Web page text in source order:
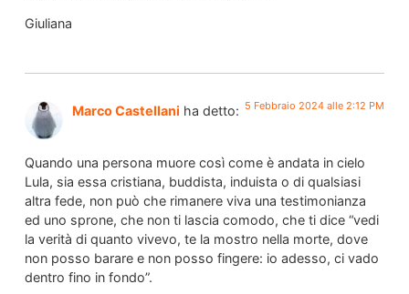
Giuliana
Marco Castellani ha detto: 5 Febbraio 2024 alle 2:12 PM
Quando una persona muore così come è andata in cielo
Lula, sia essa cristiana, buddista, induista o di qualsiasi
altra fede, non può che rimanere viva una testimonianza
ed uno sprone, che non ti lascia comodo, che ti dice “vedi
la verità di quanto vivevo, te la mostro nella morte, dove
non posso barare e non posso fingere: io adesso, ci vado
dentro fino in fondo”.